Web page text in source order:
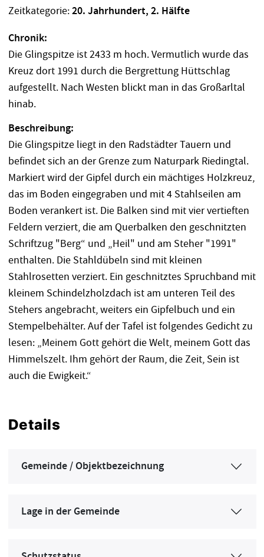
Zeitkategorie:20. Jahrhundert, 2. Hälfte
Chronik:
Die Glingspitze ist 2433 m hoch. Vermutlich wurde das
Kreuz dort 1991 durch die Bergrettung Hüttschlag
aufgestellt. Nach Westen blickt man in das Großarltal
hinab.
Beschreibung:
Die Glingspitze liegt in den Radstädter Tauern und
befindet sich an der Grenze zum Naturpark Riedingtal.
Markiert wird der Gipfel durch ein mächtiges Holzkreuz,
das im Boden eingegraben und mit 4 Stahlseilen am
Boden verankert ist. Die Balken sind mit vier vertieften
Feldern verziert, die am Querbalken den geschnitzten
Schriftzug "Berg“ und „Heil" und am Steher "1991"
enthalten. Die Stahldübeln sind mit kleinen
Stahlrosetten verziert. Ein geschnitztes Spruchband mit
kleinem Schindelzholzdach ist am unteren Teil des
Stehers angebracht, weiters ein Gipfelbuch und ein
Stempelbehälter. Auf der Tafel ist folgendes Gedicht zu
lesen: „Meinem Gott gehört die Welt, meinem Gott das
Himmelszelt. Ihm gehört der Raum, die Zeit, Sein ist
auch die Ewigkeit.“
Details
Gemeinde / Objektbezeichnung
Lage in der Gemeinde